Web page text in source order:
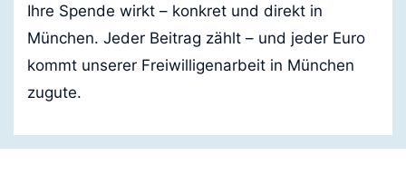
Ihre Spende wirkt – konkret und direkt in
München. Jeder Beitrag zählt – und jeder Euro
kommt unserer Freiwilligenarbeit in München
zugute.